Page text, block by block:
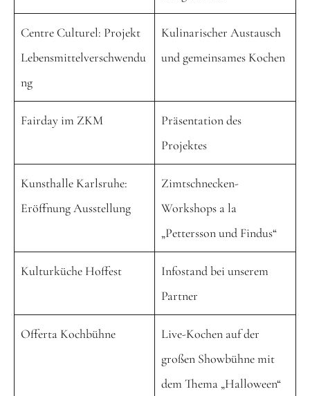
Centre Culturel: Projekt
Lebensmittelverschwendu
ng
Kulinarischer Austausch
und gemeinsames Kochen
Fairday im ZKM
Präsentation des
Projektes
Kunsthalle Karlsruhe:
Eröffnung Ausstellung
Zimtschnecken-
Workshops a la
„Pettersson und Findus“
Kulturküche Hoffest
Infostand bei unserem
Partner
Offerta Kochbühne
Live-Kochen auf der
großen Showbühne mit
dem Thema „Halloween“